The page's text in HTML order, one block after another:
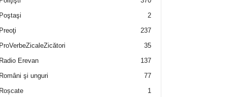
Poştaşi
2
Preoţi
237
ProVerbeZicaleZicători
35
Radio Erevan
137
Români şi unguri
77
Roșcate
1